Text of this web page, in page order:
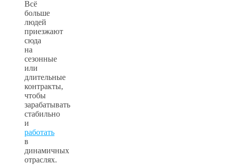
Всё
больше
людей
приезжают
сюда
на
сезонные
или
длительные
контракты,
чтобы
зарабатывать
стабильно
и
работать
в
динамичных
отраслях.